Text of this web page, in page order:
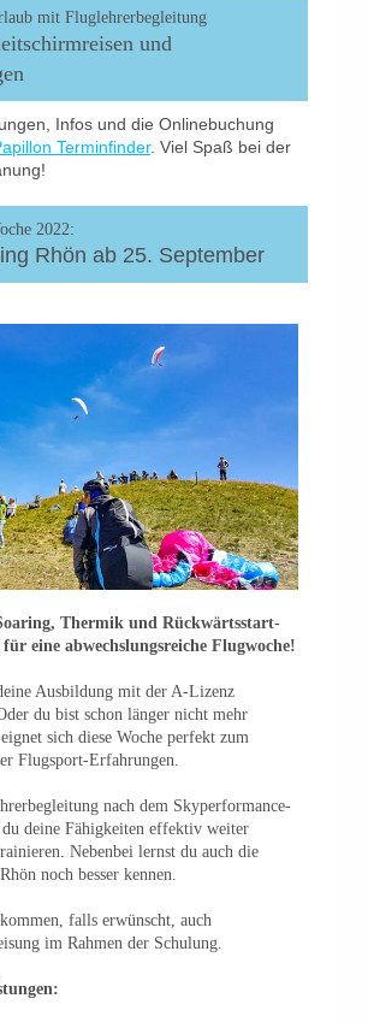
mit Fluglehrerbegleitung
und
Infos und die Onlinebuchung
Terminfinder. Viel Spaß bei der
2022:
Rhön ab 25. September
Thermik und Rückwärtsstart-
eine abwechslungsreiche Flugwoche!
Ausbildung mit der A-Lizenz
du bist schon länger nicht mehr
sich diese Woche perfekt zum
Flugsport-Erfahrungen.
nach dem Skyperformance-
du deine Fähigkeiten effektiv weiter
Nebenbei lernst du auch die
noch besser kennen.
falls erwünscht, auch
im Rahmen der Schulung.